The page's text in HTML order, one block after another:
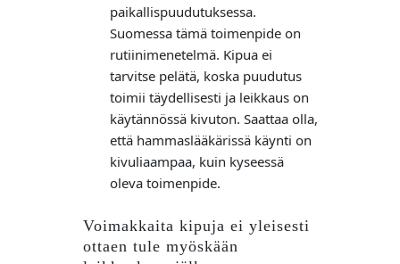
paikallispuudutuksessa.
Suomessa tämä toimenpide on
rutiinimenetelmä. Kipua ei
tarvitse pelätä, koska puudutus
toimii täydellisesti ja leikkaus on
käytännössä kivuton. Saattaa olla,
että hammaslääkärissä käynti on
kivuliaampaa, kuin kyseessä
oleva toimenpide.
Voimakkaita kipuja ei yleisesti
ottaen tule myöskään